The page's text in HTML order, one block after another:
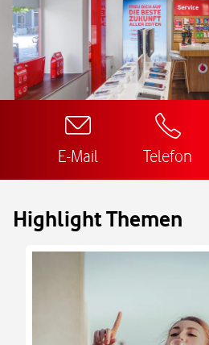
E-Mail Telefon
Highlight Themen